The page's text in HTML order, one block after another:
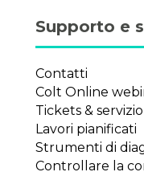
Supporto e
Contatti
Colt Online
Tickets &
Lavori pianificati
Strumenti di
Controllare la